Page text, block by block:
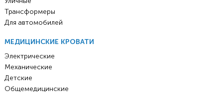
Трансформеры
Для автомобилей
МЕДИЦИНСКИЕ КРОВАТИ
Электрические
Механические
Детские
Общемедицинские